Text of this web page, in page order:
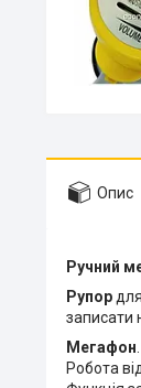
Опис
Ручний
Рупор
записати
Мегафон
Робота